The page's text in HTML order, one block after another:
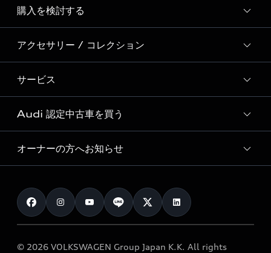
Story of Progress
Audi Sport
Formula 1®
デジタルサービス
ディーラー検索
新車在庫検索
試乗車・展示車検索
見積り依頼
試乗予約
購入を検討する
モデル一覧
特別仕様モデル / 限定モデル
e-tronラインアップ
価格シミュレーション
車両比較
カタログ一覧
アクセサリー / コレクション
純正アクセサリー
オンラインショップ
Audi collection
アウディナビアプリ
サービス
サービス入庫予約
サービスプログラム
メンテナンス
車検 / 定期点検
e-tronアフターサポート
Audi 認定中古車を買う
Audi認定中古車
クオリティ
保証
メンテナンス
オーナーの方へお知らせ
お知らせ
オーナー様向けキャンペーン
© 2026 VOLKSWAGEN Group Japan K.K. All rights